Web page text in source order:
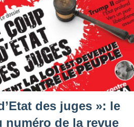
des juges »: le
numéro de la revue